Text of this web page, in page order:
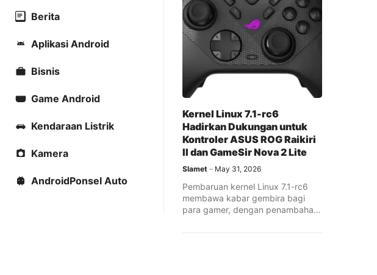
Kernel Linux 7.1-rc6
Hadirkan Dukungan untuk
Kontroler ASUS ROG Raikiri
II dan GameSir Nova 2 Lite
Slamet May 31, 2026
Pembaruan kernel Linux 7.1-rc6
membawa kabar gembira bagi
para gamer, dengan penambahan
gaming populer seperti ASUS ROG
Berita
Aplikasi Android
Bisnis
Game Android
Kendaraan Listrik
Kamera
AndroidPonsel Auto